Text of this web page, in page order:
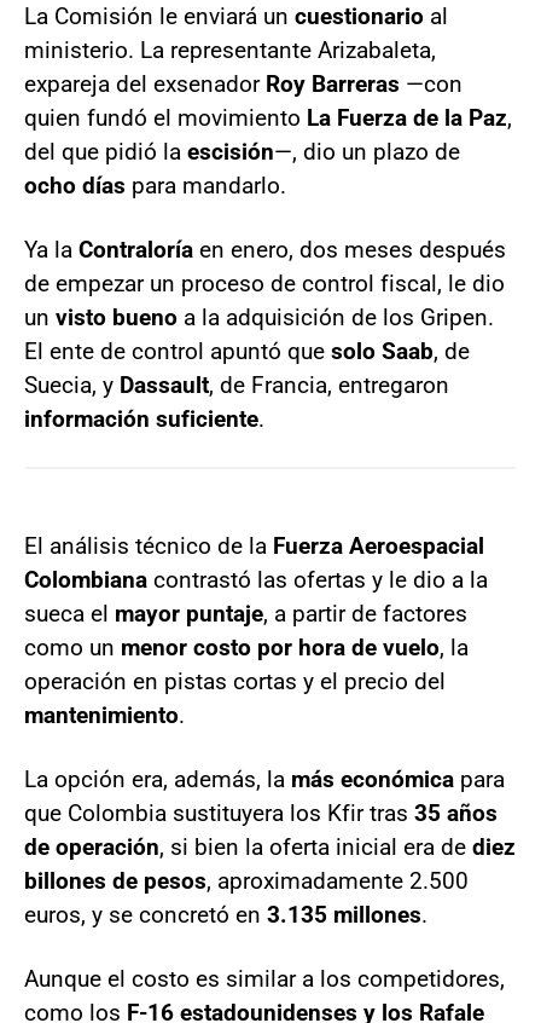
La Comisión le enviará un cuestionario al
ministerio. La representante Arizabaleta,
expareja del exsenadorRoy Barreras —con
quien fundó el movimiento La Fuerza de la Paz,
del que pidió la escisión—, dio un plazo de
ocho días para mandarlo.
Ya la Contraloría en enero, dos meses después
de empezar un proceso de control fiscal, le dio
un visto bueno a la adquisición de los Gripen.
El ente de control apuntó que solo Saab, de
Suecia, y Dassault, de Francia, entregaron
información suficiente.
El análisis técnico de la Fuerza Aeroespacial
Colombiana contrastó las ofertas y le dio a la
sueca el mayor puntaje, a partir de factores
como un menor costo por hora de vuelo, la
operación en pistas cortas y el precio del
mantenimiento.
La opción era, además, la más económica para
que Colombia sustituyera los Kfir tras 35 años
de operación, si bien la oferta inicial era de diez
billones de pesos, aproximadamente 2.500
euros, y se concretó en 3.135 millones.
Aunque el costo es similar a los competidores,
como los F-16 estadounidenses y los Rafale